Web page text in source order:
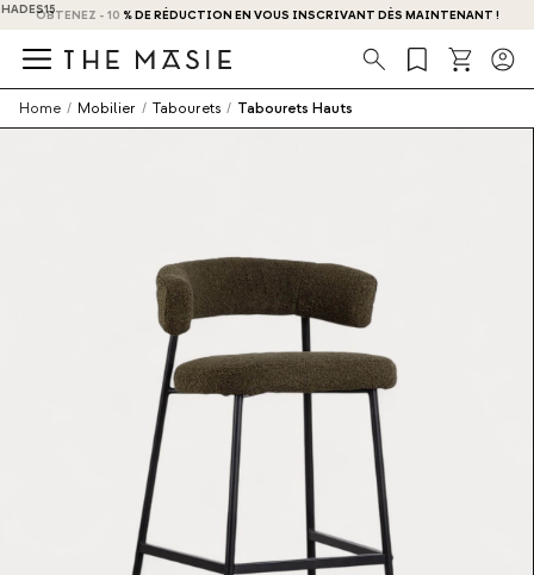
OBTENEZ - 10 % DE RÉDUCTION EN VOUS INSCRIVANT DÈS MAINTENANT !
Recherche
Home / Mobilier / Tabourets / Tabourets Hauts